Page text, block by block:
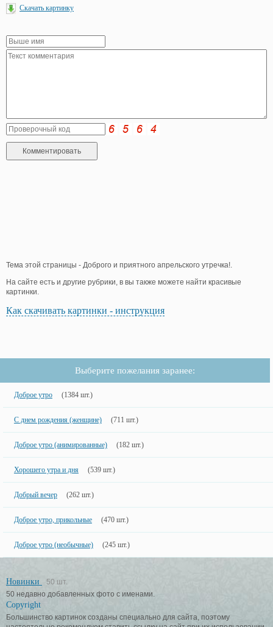
Скачать картинку
Тема этой страницы - Доброго и приятного апрельского утречка!.
На сайте есть и другие рубрики, в вы также можете найти красивые
картинки.
Как скачивать картинки - инструкция
Выберите пожелания заранее:
Доброе утро (1384 шт.)
С днем рождения (женщине) (711 шт.)
Доброе утро (анимированные) (182 шт.)
Хорошего утра и дня (539 шт.)
Добрый вечер (262 шт.)
Доброе утро, прикольные (470 шт.)
Доброе утро (необычные) (245 шт.)
Новинки
50 шт.
50 недавно добавленных фото с именами.
Copyright
Большинство картинок созданы специально для сайта, поэтому